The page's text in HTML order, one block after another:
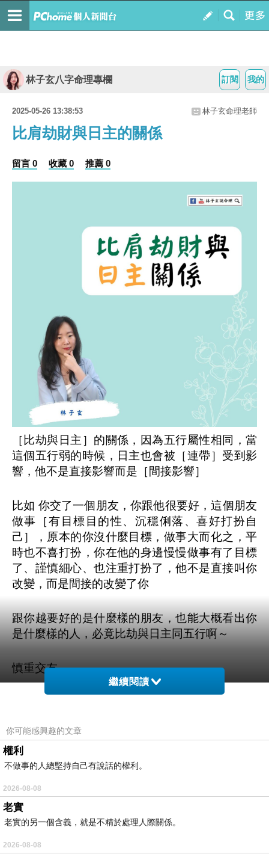
我的
訂閱
林子玄八字命理專欄
2025-05-26 13:38:53 林子玄命理老師
比肩劫財與日主的關係
留言 0 收藏 0 推薦 0
［比劫與日主］的關係，因為五行屬性相同，當
這個五行弱的時候，日主也會被［連帶］受到影
響，他不是直接影響而是［間接影響］
比如 你交了一個朋友，你跟他很要好，這個朋友
做事［有目標目的性、沉穩俐落、喜好打扮自
己］，原本的你沒什麼目標，做事大而化之，平
時也不喜打扮，你在他的身邊慢慢做事有了目標
了、謹慎細心、也注重打扮了，他不是直接叫你
改變，而是間接的改變了你
跟你越要好的是什麼樣的朋友，也能大概看出你
是什麼樣的人，必竟比劫與日主同五行啊～
慎重交友
因為［你還沒有對別人敞開心胸］
［比劫弱的人］也不容易遇到知心朋友，只要是
［運］就有好有壞，總不是天天都過年吧～
來自  林子玄說命理 /
服務項目：#八字算命 #流年月八字課程 #風水問
繼續閱讀
你可能感興趣的文章
權利
不做事的人總堅持自己有說話的權利。
2026-08-08
老實
老實的另一個含義，就是不精於處理人際關係。
2026-08-08